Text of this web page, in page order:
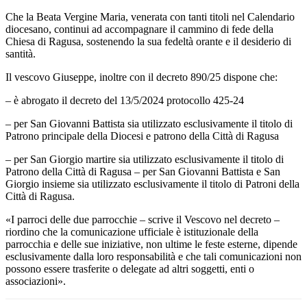
Che la Beata Vergine Maria, venerata con tanti titoli nel Calendario
diocesano, continui ad accompagnare il cammino di fede della
Chiesa di Ragusa, sostenendo la sua fedeltà orante e il desiderio di
santità.
Il vescovo Giuseppe, inoltre con il decreto 890/25 dispone che:
– è abrogato il decreto del 13/5/2024 protocollo 425-24
– per San Giovanni Battista sia utilizzato esclusivamente il titolo di
Patrono principale della Diocesi e patrono della Città di Ragusa
– per San Giorgio martire sia utilizzato esclusivamente il titolo di
Patrono della Città di Ragusa – per San Giovanni Battista e San
Giorgio insieme sia utilizzato esclusivamente il titolo di Patroni della
Città di Ragusa.
«I parroci delle due parrocchie – scrive il Vescovo nel decreto –
riordino che la comunicazione ufficiale è istituzionale della
parrocchia e delle sue iniziative, non ultime le feste esterne, dipende
esclusivamente dalla loro responsabilità e che tali comunicazioni non
possono essere trasferite o delegate ad altri soggetti, enti o
associazioni».